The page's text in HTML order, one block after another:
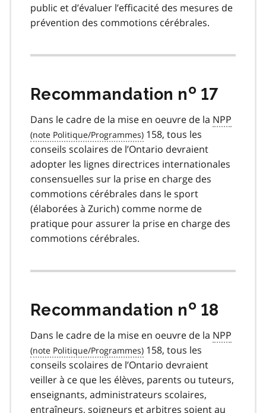
public et d’évaluer l’efficacité des mesures de
prévention des commotions cérébrales.
Recommandation no 17
Dans le cadre de la mise en oeuvre de la NPP
158, tous les
conseils scolaires de l’Ontario devraient
adopter les lignes directrices internationales
consensuelles sur la prise en charge des
commotions cérébrales dans le sport
(élaborées à Zurich) comme norme de
pratique pour assurer la prise en charge des
commotions cérébrales.
Recommandation no 18
Dans le cadre de la mise en oeuvre de la NPP
158, tous les
conseils scolaires de l’Ontario devraient
veiller à ce que les élèves, parents ou tuteurs,
enseignants, administrateurs scolaires,
entraîneurs, soigneurs et arbitres soient au